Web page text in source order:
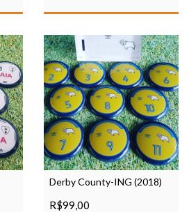
Derby County-ING (2018)
R$99,00